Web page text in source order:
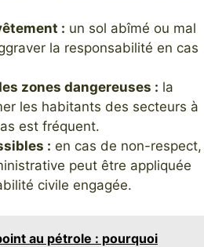
: un sol abîmé ou mal
la responsabilité en cas
zones dangereuses : la
les habitants des secteurs à
est fréquent.
: en cas de non-respect,
peut être appliquée
civile engagée.
au pétrole : pourquoi